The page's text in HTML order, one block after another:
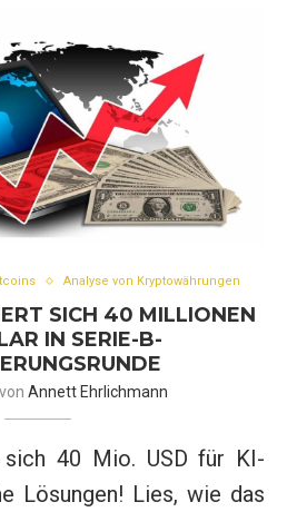
Analyse von Kryptowährungen
SICH 40 MILLIONEN
IN SERIE-B-
Annett Ehrlichmann
sich 40 Mio. USD für KI-
Lösungen! Lies, wie das